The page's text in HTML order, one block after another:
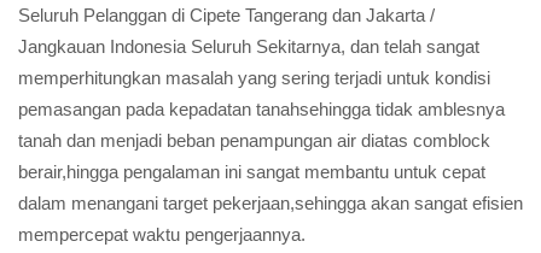
Seluruh Pelanggan di Cipete Tangerang dan Jakarta /
Jangkauan Indonesia Seluruh Sekitarnya, dan telah sangat
memperhitungkan masalah yang sering terjadi untuk kondisi
pemasangan pada kepadatan tanahsehingga tidak amblesnya
tanah dan menjadi beban penampungan air diatas comblock
berair,hingga pengalaman ini sangat membantu untuk cepat
dalam menangani target pekerjaan,sehingga akan sangat efisien
mempercepat waktu pengerjaannya.